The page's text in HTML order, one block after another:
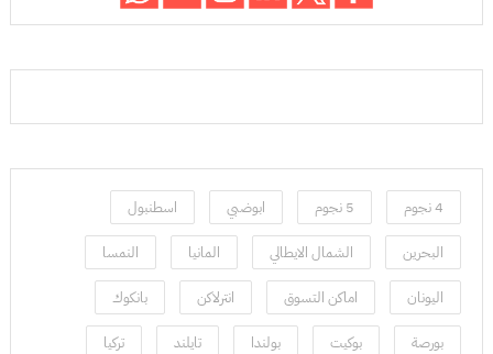
4 نجوم 5 نجوم ابوضبي اسطنبول
البحرين الشمال الايطالي المانيا النمسا
اليونان اماكن التسوق انترلاكن بانكوك
بورصة بوكيت بولندا تايلند تركيا